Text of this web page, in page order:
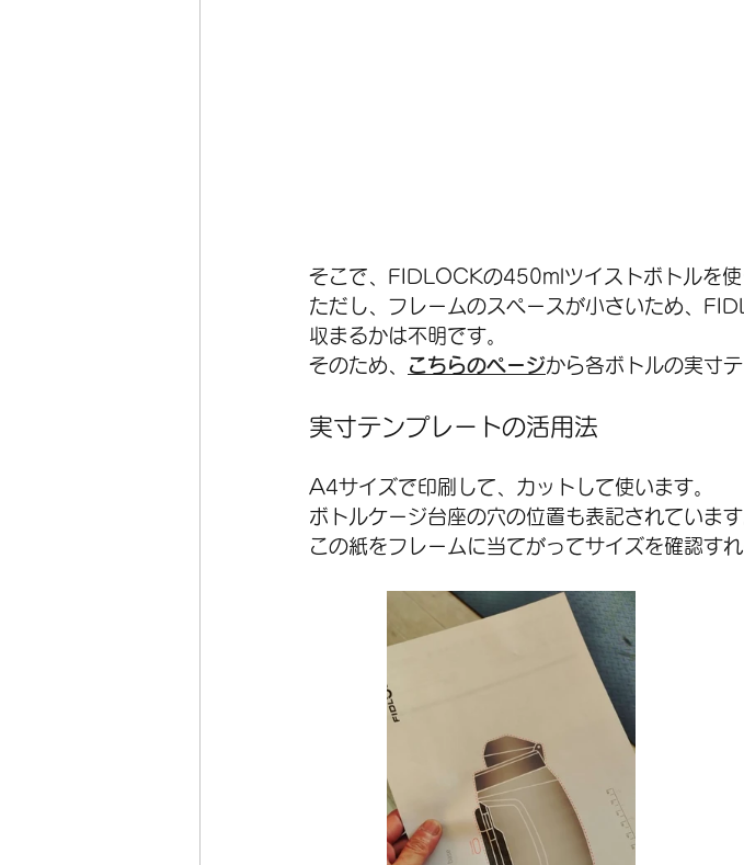
そこで、FIDLOCKの450mlツイストボトルを
ただし、フレームのスペースが小さいため、
収まるかは不明です。
そのため、
こちらのページから各ボトルの実寸
実寸テンプレートの活用法
A4サイズで印刷して、カットして使います。
ボトルケージ台座の穴の位置も表記されていま
この紙をフレームに当てがってサイズを確認す